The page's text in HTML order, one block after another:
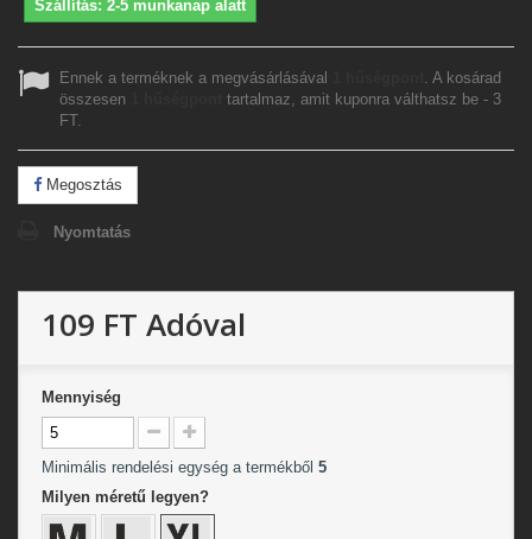
Szállítás: 2-5 munkanap alatt
Ennek a terméknek a megvásárlásával
. A kosárad
összesen
tartalmaz, amit kuponra válthatsz be - 3
FT.
Megosztás
Nyomtatás
109 FT Adóval
Mennyiség
Minimális rendelési egység a termékből 5
Milyen méretű legyen?